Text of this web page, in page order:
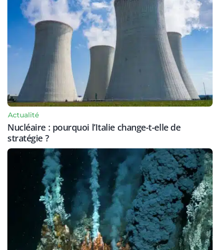
Actualité
Nucléaire : pourquoi l’Italie change-t-elle de
stratégie ?